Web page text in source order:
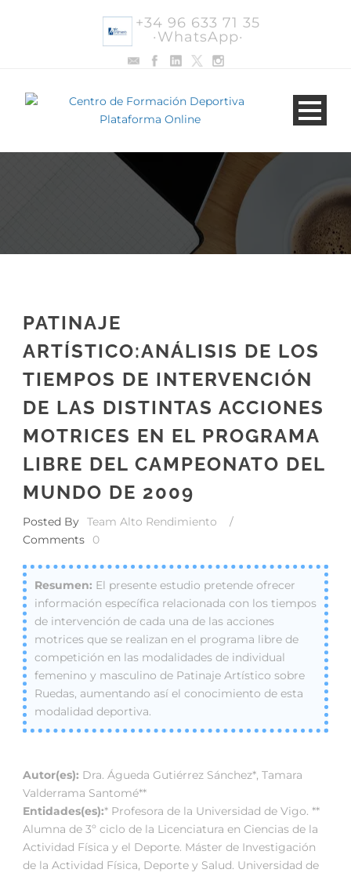
+34 96 633 71 35
·WhatsApp·
PATINAJE
ARTÍSTICO:ANÁLISIS DE LOS
TIEMPOS DE INTERVENCIÓN
DE LAS DISTINTAS ACCIONES
MOTRICES EN EL PROGRAMA
LIBRE DEL CAMPEONATO DEL
MUNDO DE 2009
Posted By Team Alto Rendimiento
/
Comments
0
El presente estudio pretende ofrecer
información específica relacionada con los tiempos
de intervención de cada una de las acciones
motrices que se realizan en el programa libre de
competición en las modalidades de individual
femenino y masculino de Patinaje Artístico sobre
Ruedas, aumentando así el conocimiento de esta
modalidad deportiva.
Autor(es): Dra. Águeda Gutiérrez Sánchez*, Tamara
Valderrama Santomé**
Entidades(es):* Profesora de la Universidad de Vigo. **
Alumna de 3º ciclo de la Licenciatura en Ciencias de la
Actividad Física y el Deporte. Máster de Investigación
de la Actividad Física, Deporte y Salud. Universidad de